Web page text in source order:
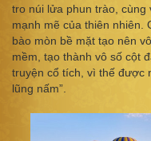
tro núi lửa phun trào,
mạnh mẽ của thiên nhiên.
bào mòn bề mặt tạo nên
mềm, tạo thành vô số cột
truyện cổ tích, vì thế được
lũng nấm”.